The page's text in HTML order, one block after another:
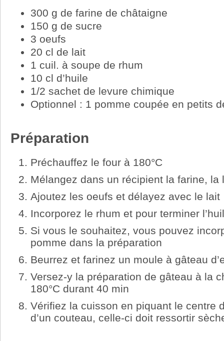
300 g de farine de châtaigne
150 g de sucre
3 oeufs
20 cl de lait
1 cuil. à soupe de rhum
10 cl d’huile
1/2 sachet de levure chimique
Optionnel : 1 pomme coupée en petits
Préparation
Préchauffez le four à 180°C
Mélangez dans un récipient la farine, la
Ajoutez les oeufs et délayez avec le lait
Incorporez le rhum et pour terminer
Si vous le souhaitez, vous pouvez
pomme dans la préparation
Beurrez et farinez un moule à gâteau
Versez-y la préparation de gâteau à la
180°C durant 40 min
Vérifiez la cuisson en piquant le centre
d’un couteau, celle-ci doit ressortir